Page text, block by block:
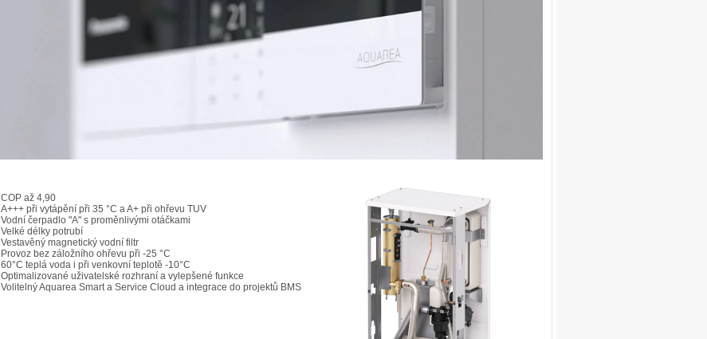
COP až 4,90
A+++ při vytápění při 35 °C a A+ při ohřevu TUV
Vodní čerpadlo "A" s proměnlivými otáčkami
Velké délky potrubí
Vestavěný magnetický vodní filtr
Provoz bez záložního ohřevu při -25 °C
60°C teplá voda i při venkovní teplotě -10°C
Optimalizované uživatelské rozhraní a vylepšené funkce
Volitelný Aquarea Smart a Service Cloud a integrace do projektů BMS